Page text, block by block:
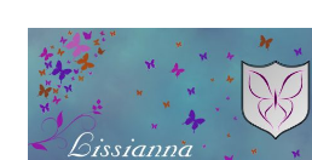
springen